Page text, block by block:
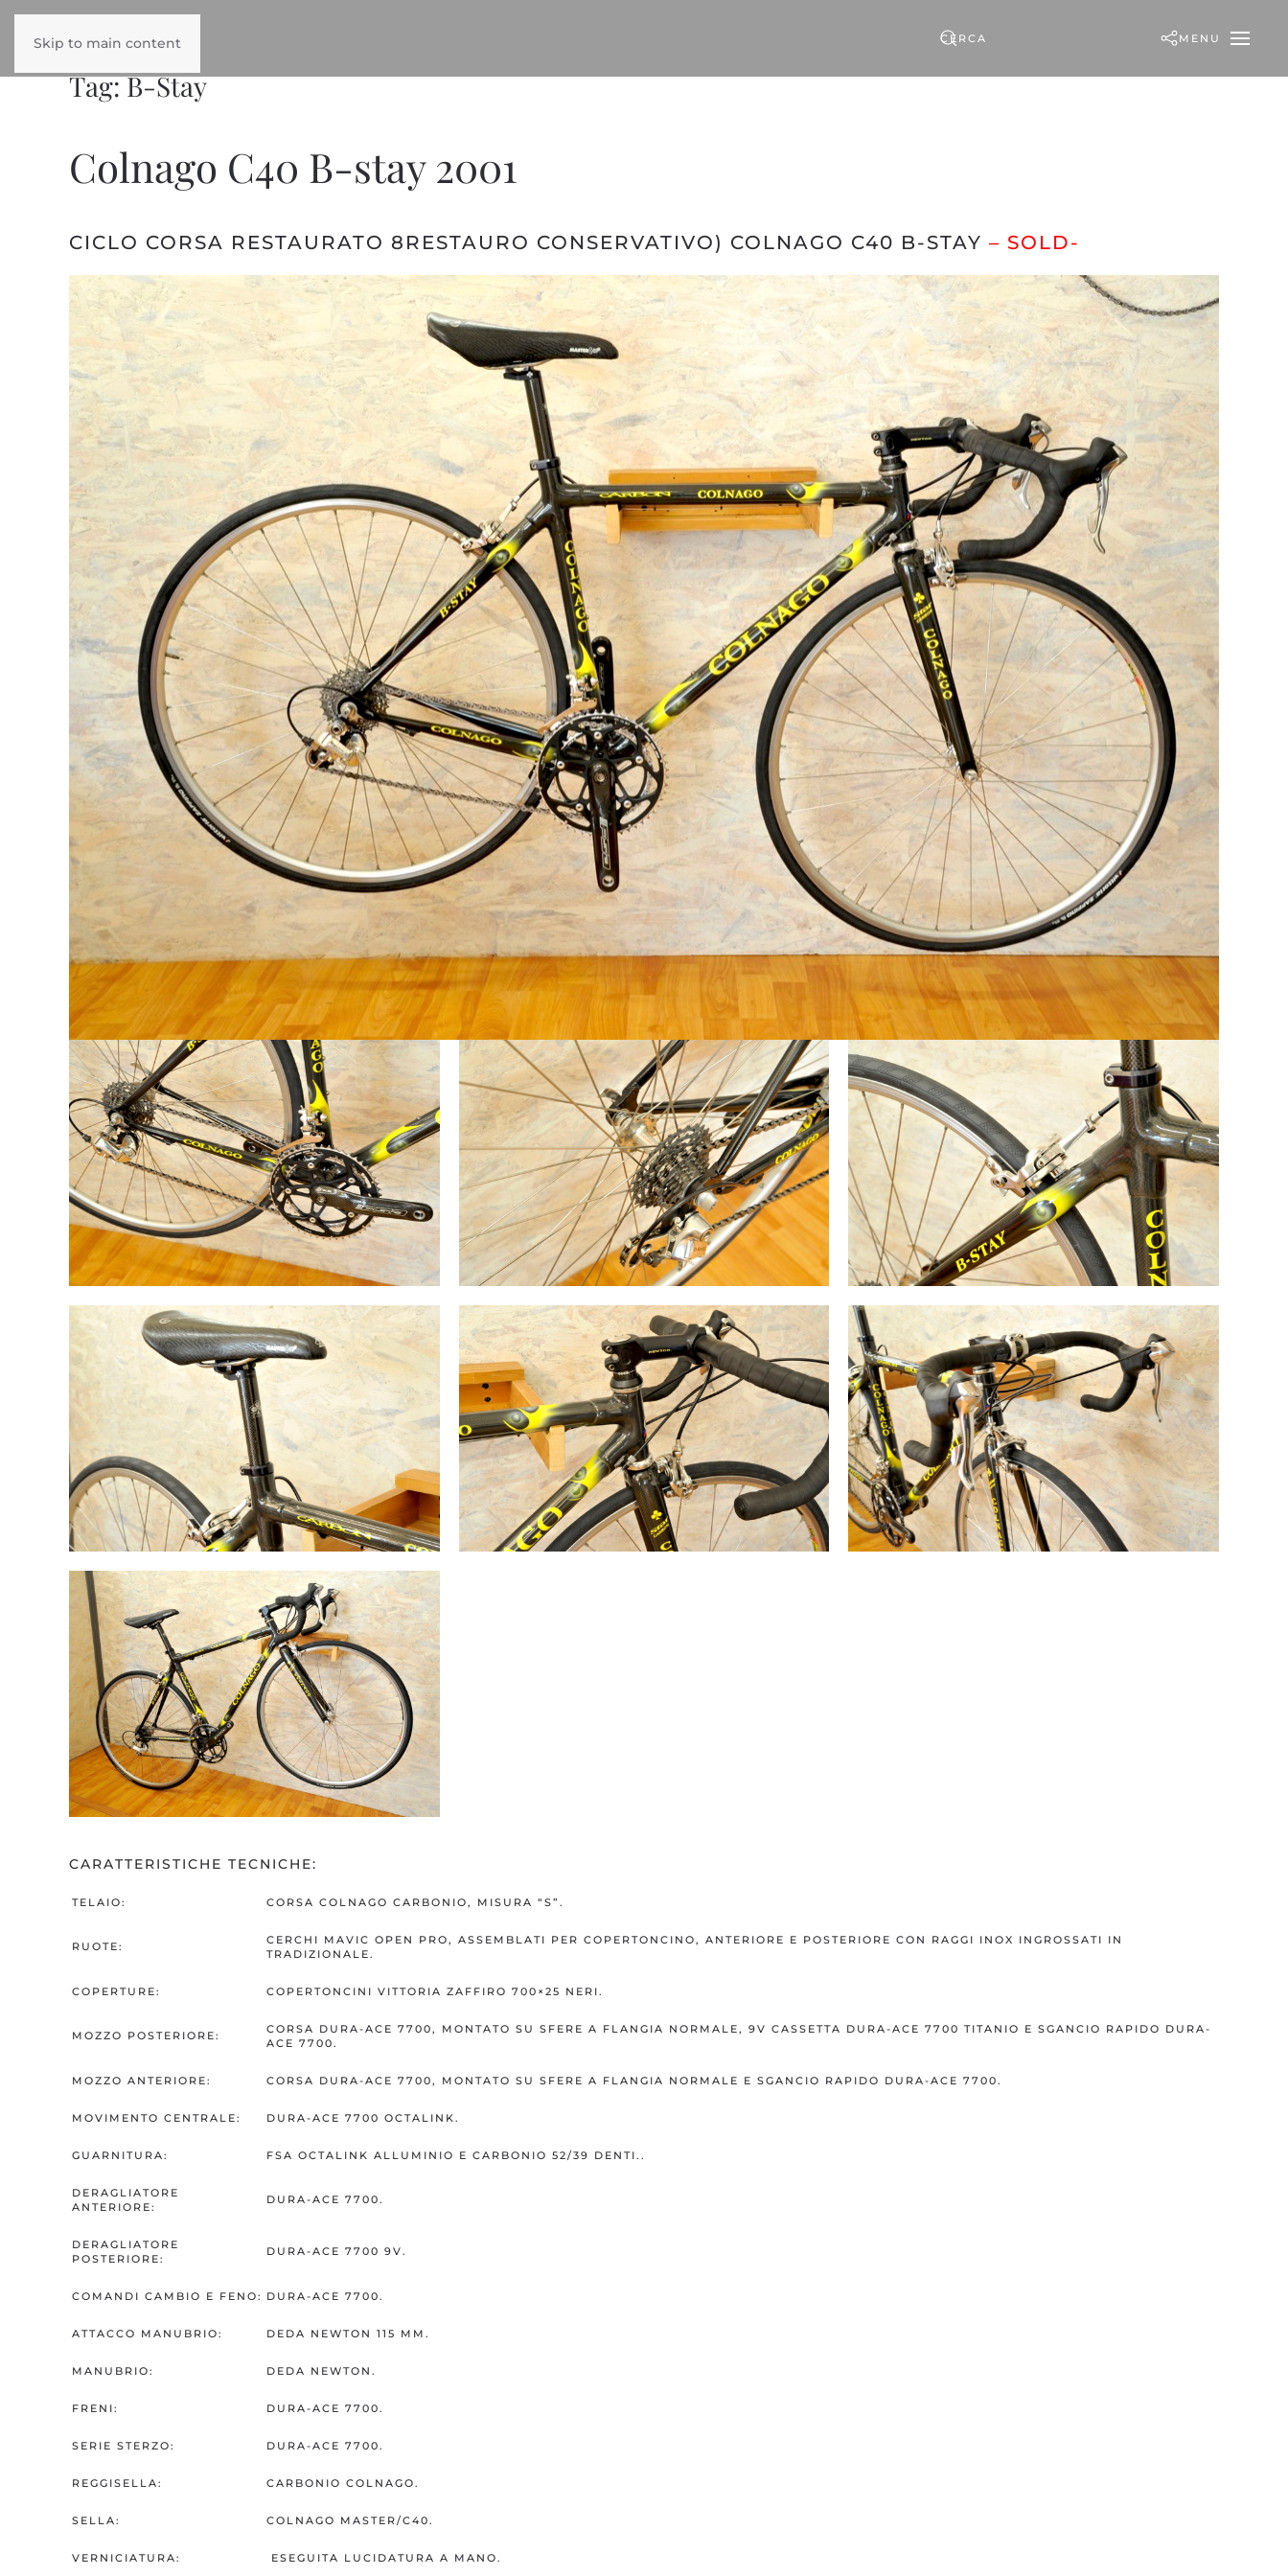
Skip to main content MENU
Tag:B-Stay
Colnago C40 B-stay 2001
CICLO CORSA RESTAURATO 8RESTAURO CONSERVATIVO) COLNAGO C40 B-STAY – SOLD-
CARATTERISTICHE TECNICHE:
TELAIO: CORSA COLNAGO CARBONIO, MISURA “S”.
RUOTE:
CERCHI MAVIC OPEN PRO, ASSEMBLATI PER COPERTONCINO, ANTERIORE E POSTERIORE CON RAGGI INOX INGROSSATI IN
TRADIZIONALE.
COPERTURE: COPERTONCINI VITTORIA ZAFFIRO 700×25 NERI.
MOZZO POSTERIORE:
CORSA DURA-ACE 7700, MONTATO SU SFERE A FLANGIA NORMALE, 9V CASSETTA DURA-ACE 7700 TITANIO E SGANCIO RAPIDO DURA-
ACE 7700.
MOZZO ANTERIORE: CORSA DURA-ACE 7700, MONTATO SU SFERE A FLANGIA NORMALE E SGANCIO RAPIDO DURA-ACE 7700.
MOVIMENTO CENTRALE: DURA-ACE 7700 OCTALINK.
GUARNITURA: FSA OCTALINK ALLUMINIO E CARBONIO 52/39 DENTI..
DERAGLIATORE
ANTERIORE:
DURA-ACE 7700.
DERAGLIATORE
POSTERIORE:
DURA-ACE 7700 9V.
COMANDI CAMBIO E FENO: DURA-ACE 7700.
ATTACCO MANUBRIO: DEDA NEWTON 115 MM.
MANUBRIO: DEDA NEWTON.
FRENI: DURA-ACE 7700.
SERIE STERZO: DURA-ACE 7700.
REGGISELLA: CARBONIO COLNAGO.
SELLA: COLNAGO MASTER/C40.
VERNICIATURA: ESEGUITA LUCIDATURA A MANO.